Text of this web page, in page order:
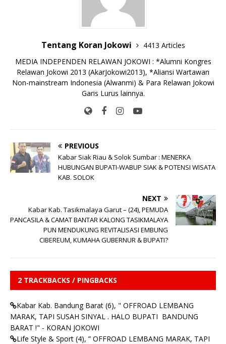
Tentang Koran Jokowi
4413 Articles
MEDIA INDEPENDEN RELAWAN JOKOWI : *Alumni Kongres
Relawan Jokowi 2013 (AkarJokowi2013), *Aliansi Wartawan
Non-mainstream Indonesia (Alwanmi) & Para Relawan Jokowi
Garis Lurus lainnya.
PREVIOUS
Kabar Siak Riau & Solok Sumbar : MENERKA
HUBUNGAN BUPATI-WABUP SIAK & POTENSI WISATA
KAB. SOLOK
NEXT
Kabar Kab. Tasikmalaya Garut – (24), PEMUDA
PANCASILA & CAMAT BANTAR KALONG TASIKMALAYA
PUN MENDUKUNG REVITALISASI EMBUNG
CIBEREUM, KUMAHA GUBERNUR & BUPATI?
2 TRACKBACKS / PINGBACKS
Kabar Kab. Bandung Barat (6), " OFFROAD LEMBANG
MARAK, TAPI SUSAH SINYAL . HALO BUPATI BANDUNG
BARAT !" - KORAN JOKOWI
Life Style & Sport (4), ” OFFROAD LEMBANG MARAK, TAPI